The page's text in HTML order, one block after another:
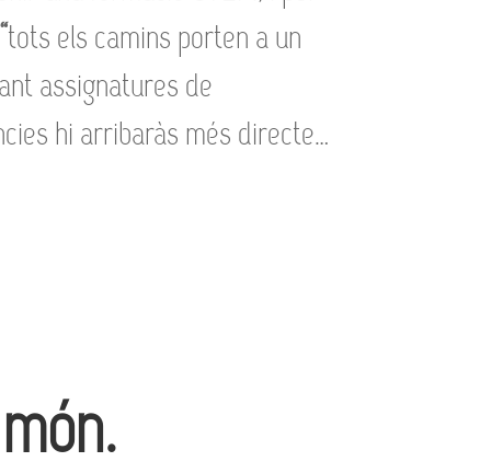
“tots els camins porten a un
assignatures de
hi arribaràs més directe…